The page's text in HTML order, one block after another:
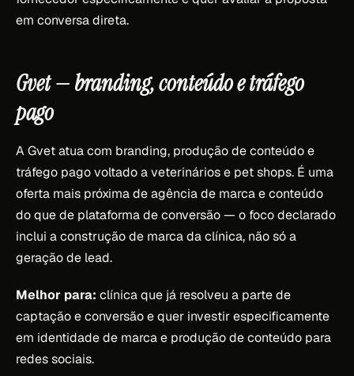
em conversa direta.
Gvet — branding, conteúdo e tráfego
pago
A Gvet atua com branding, produção de conteúdo e
tráfego pago voltado a veterinários e pet shops. É uma
oferta mais próxima de agência de marca e conteúdo
do que de plataforma de conversão — o foco declarado
inclui a construção de marca da clínica, não só a
geração de lead.
Melhor para: clínica que já resolveu a parte de
captação e conversão e quer investir especificamente
em identidade de marca e produção de conteúdo para
redes sociais.